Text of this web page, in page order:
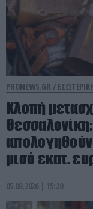
PRONEWS.GR /
Κλοπή
απολογηθούν
μισό εκατ.
05.08.2026 | 15:20